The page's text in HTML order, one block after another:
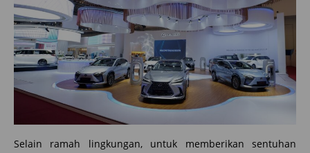
Selain ramah lingkungan, untuk memberikan sentuhan